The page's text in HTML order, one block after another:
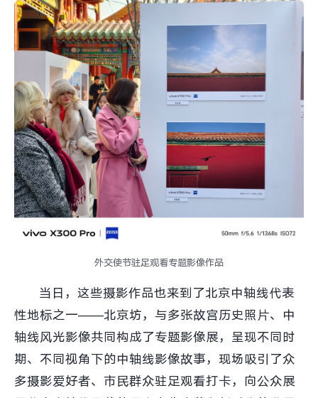
外交使节驻足观看专题影像作品
当日，这些摄影作品也来到了北京中轴线代表
性地标之一——北京坊，与多张故宫历史照片、中
轴线风光影像共同构成了专题影像展，呈现不同时
期、不同视角下的中轴线影像故事，现场吸引了众
多摄影爱好者、市民群众驻足观看打卡，向公众展